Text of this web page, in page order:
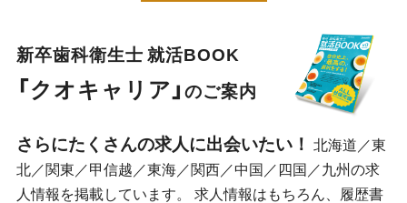
新卒歯科衛生士 就活BOOK
「クオキャリア」のご案内
さらにたくさんの求人に出会いたい！
北海道／東
北／関東／甲信越／東海／関西／中国／四国／九州の求
人情報を掲載しています。 求人情報はもちろん、履歴書